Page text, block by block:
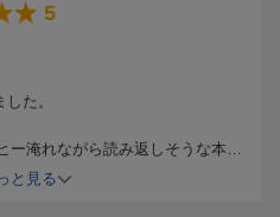
5
た。
ー淹れながら読み返しそうな本で
と見る